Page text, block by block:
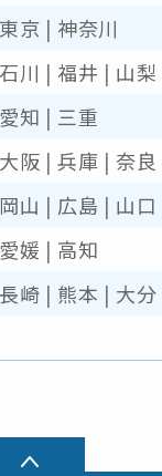
東京 | 神奈川
石川 | 福井 | 山梨
愛知 | 三重
大阪 |兵庫 | 奈良
岡山 | 広島 | 山口
愛媛 | 高知
長崎 | 熊本 | 大分